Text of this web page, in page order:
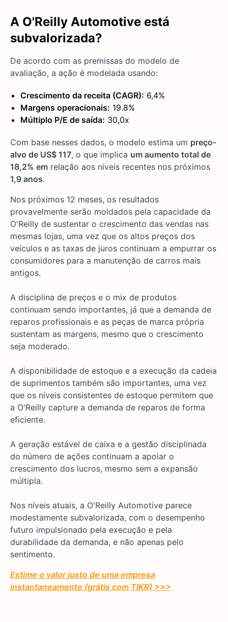
A O'Reilly Automotive está
subvalorizada?
De acordo com as premissas do modelo de
avaliação, a ação é modelada usando:
Crescimento da receita (CAGR): 6,4%
Margens operacionais: 19.8%
Múltiplo P/E de saída: 30,0x
Com base nesses dados, o modelo estima um preço-
alvo de US$ 117, o que implica um aumento total de
18,2% em relação aos níveis recentes nos próximos
1,9 anos.
Nos próximos 12 meses, os resultados
provavelmente serão moldados pela capacidade da
O'Reilly de sustentar o crescimento das vendas nas
mesmas lojas, uma vez que os altos preços dos
veículos e as taxas de juros continuam a empurrar os
consumidores para a manutenção de carros mais
antigos.
A disciplina de preços e o mix de produtos
continuam sendo importantes, já que a demanda de
reparos profissionais e as peças de marca própria
sustentam as margens, mesmo que o crescimento
seja moderado.
A disponibilidade de estoque e a execução da cadeia
de suprimentos também são importantes, uma vez
que os níveis consistentes de estoque permitem que
a O'Reilly capture a demanda de reparos de forma
eficiente.
A geração estável de caixa e a gestão disciplinada
do número de ações continuam a apoiar o
crescimento dos lucros, mesmo sem a expansão
múltipla.
Nos níveis atuais, a O'Reilly Automotive parece
modestamente subvalorizada, com o desempenho
futuro impulsionado pela execução e pela
durabilidade da demanda, e não apenas pelo
sentimento.
Estime o valor justo de uma empresa
instantaneamente (grátis com TIKR) >>>